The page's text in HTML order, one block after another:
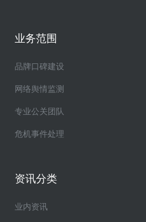
业务范围
品牌口碑建设
网络舆情监测
专业公关团队
危机事件处理
资讯分类
业内资讯